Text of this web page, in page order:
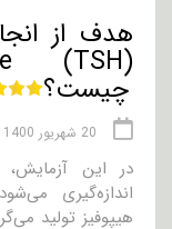
(TSH)
چیست؟
20 شهریور 1400
اندازه‌گیری
هیپوفیز تولید